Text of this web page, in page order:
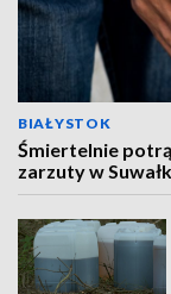
BIAŁYSTOK
Śmiertelnie
zarzuty w